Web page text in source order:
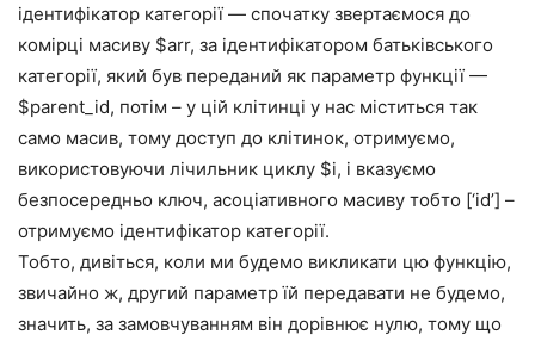
ідентифікатор категорії — спочатку звертаємося до
комірці масиву $arr, за ідентифікатором батьківського
категорії, який був переданий як параметр функції —
$parent_id, потім – у цій клітинці у нас міститься так
само масив, тому доступ до клітинок, отримуємо,
використовуючи лічильник циклу $i, і вказуємо
безпосередньо ключ, асоціативного масиву тобто [‘id’] –
отримуємо ідентифікатор категорії.
Тобто, дивіться, коли ми будемо викликати цю функцію,
звичайно ж, другий параметр їй передавати не будемо,
значить, за замовчуванням він дорівнює нулю, тому що